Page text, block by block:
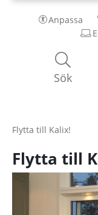
Anpassa
Sök
Flytta till Kalix!
Flytta till